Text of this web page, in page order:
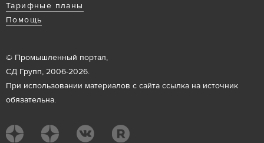
Тарифные планы
Помощь
© Промышленный портал,
СД Групп, 2006-2026.
При использовании материалов с сайта ссылка на источник
обязательна.